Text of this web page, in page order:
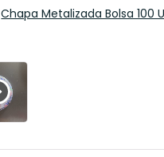
Chapa Metalizada Bolsa 100